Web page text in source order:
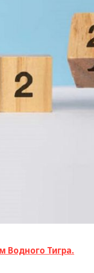
Водного Тигра.